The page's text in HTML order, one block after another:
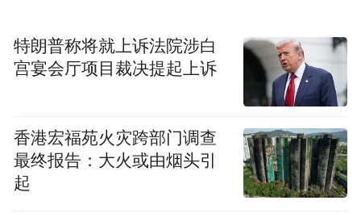
于骞，完整视频内容在凤凰新闻客户端上线
特朗普称将就上诉法院涉白
宫宴会厅项目裁决提起上诉
香港宏福苑火灾跨部门调查
最终报告：大火或由烟头引
起